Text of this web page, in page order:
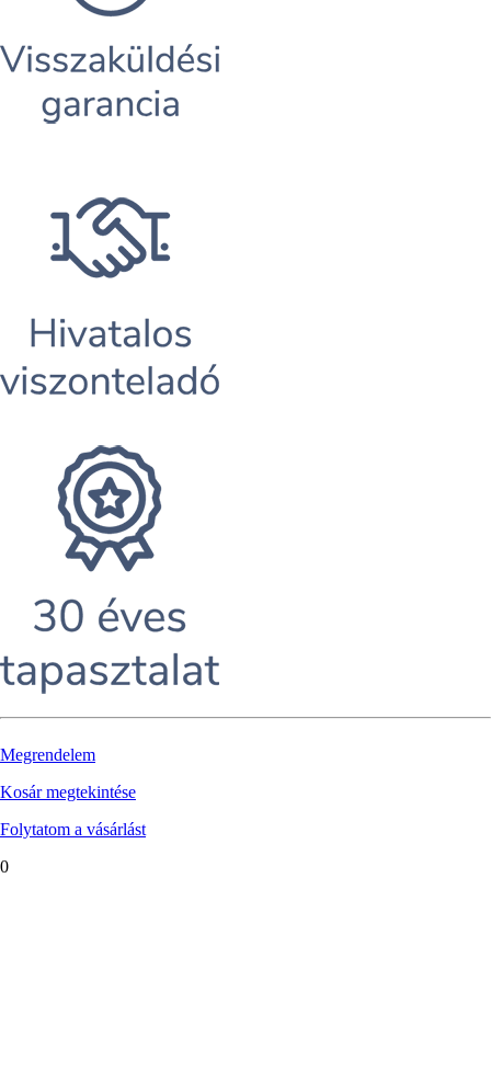
Megrendelem
Kosár megtekintése
Folytatom a vásárlást
0